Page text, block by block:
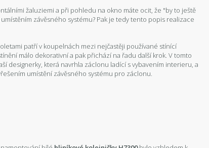
žaluziemi a při pohledu na okno máte ocit, že "by to ještě
závěsného systému? Pak je tedy tento popis realizace
patří v koupelnách mezi nejčastěji používané stínící
málo dekorativní a pak přichází na řadu další krok. V tomto
designerky, která navrhla záclonu ladící s vybavením interieru, a
umístění závěsného systému pro záclonu.